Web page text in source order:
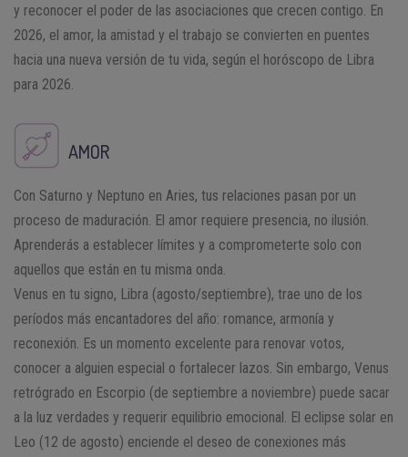
y reconocer el poder de las asociaciones que crecen contigo. En
2026, el amor, la amistad y el trabajo se convierten en puentes
hacia una nueva versión de tu vida, según el horóscopo de Libra
para 2026.
AMOR
Con Saturno y Neptuno en Aries, tus relaciones pasan por un
proceso de maduración. El amor requiere presencia, no ilusión.
Aprenderás a establecer límites y a comprometerte solo con
aquellos que están en tu misma onda.
Venus en tu signo, Libra (agosto/septiembre), trae uno de los
períodos más encantadores del año: romance, armonía y
reconexión. Es un momento excelente para renovar votos,
conocer a alguien especial o fortalecer lazos. Sin embargo, Venus
retrógrado en Escorpio (de septiembre a noviembre) puede sacar
a la luz verdades y requerir equilibrio emocional. El eclipse solar en
Leo (12 de agosto) enciende el deseo de conexiones más